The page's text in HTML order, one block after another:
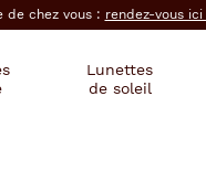
chez vous : rendez-vous ici
Lunettes
de soleil